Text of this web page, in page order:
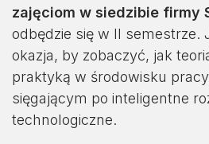
zajęciom w siedzibie firmy
odbędzie się w II semestrze.
okazja, by zobaczyć, jak
praktyką w środowisku
sięgającym po inteligentne
technologiczne.